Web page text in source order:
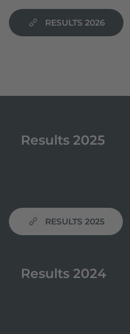
RESULTS 2026
Results 2025
RESULTS 2025
Results 2024